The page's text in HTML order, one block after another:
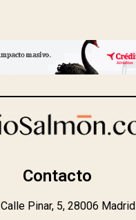
Contacto
Calle Pinar, 5, 28006 Madrid